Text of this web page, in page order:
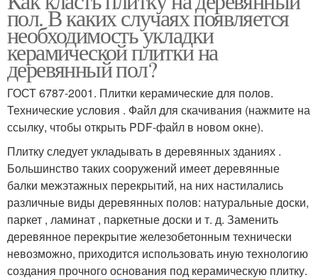
пол. В каких случаях появляется
необходимость укладки
керамической плитки на
деревянный пол?
ГОСТ 6787-2001. Плитки керамические для полов.
Технические условия . Файл для скачивания (нажмите на
ссылку, чтобы открыть PDF-файл в новом окне).
Плитку следует укладывать в деревянных зданиях .
Большинство таких сооружений имеет деревянные
балки межэтажных перекрытий, на них настилались
различные виды деревянных полов: натуральные доски,
паркет , ламинат , паркетные доски и т. д. Заменить
деревянное перекрытие железобетонным технически
невозможно, приходится использовать иную технологию
создания прочного основания под керамическую плитку.